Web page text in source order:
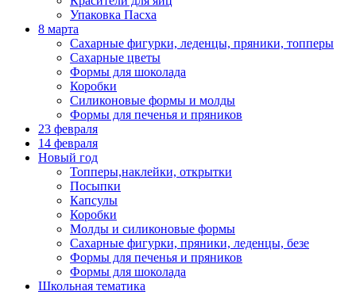
Упаковка Пасха
8 марта
Сахарные фигурки, леденцы, пряники, топперы
Сахарные цветы
Формы для шоколада
Коробки
Силиконовые формы и молды
Формы для печенья и пряников
23 февраля
14 февраля
Новый год
Топперы,наклейки, открытки
Посыпки
Капсулы
Коробки
Молды и силиконовые формы
Сахарные фигурки, пряники, леденцы, безе
Формы для печенья и пряников
Формы для шоколада
Школьная тематика